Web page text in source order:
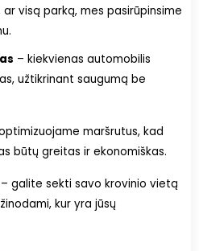
visą parką, mes pasirūpinsime
– kiekvienas automobilis
užtikrinant saugumą be
maršrutus, kad
būtų greitas ir ekonomiškas.
– galite sekti savo krovinio vietą
kur yra jūsų